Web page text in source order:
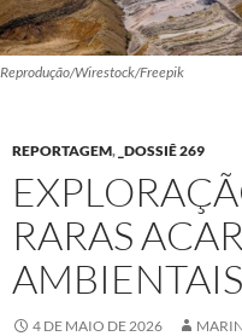
Reprodução/Wirestock/Freepik
REPORTAGEM, _DOSSIÊ 269
RARAS
4 DE MAIO DE 2026